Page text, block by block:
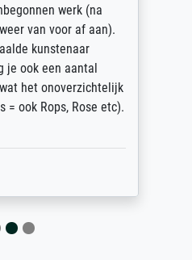
werk (na
van voor af aan).
kunstenaar
je ook een aantal
het onoverzichtelijk
= ook Rops, Rose etc).